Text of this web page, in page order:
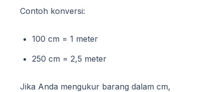
Contoh konversi:
100 cm = 1 meter
250 cm = 2,5 meter
Jika Anda mengukur barang dalam cm,